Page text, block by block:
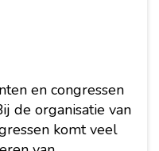
en congressen
de organisatie van
komt veel